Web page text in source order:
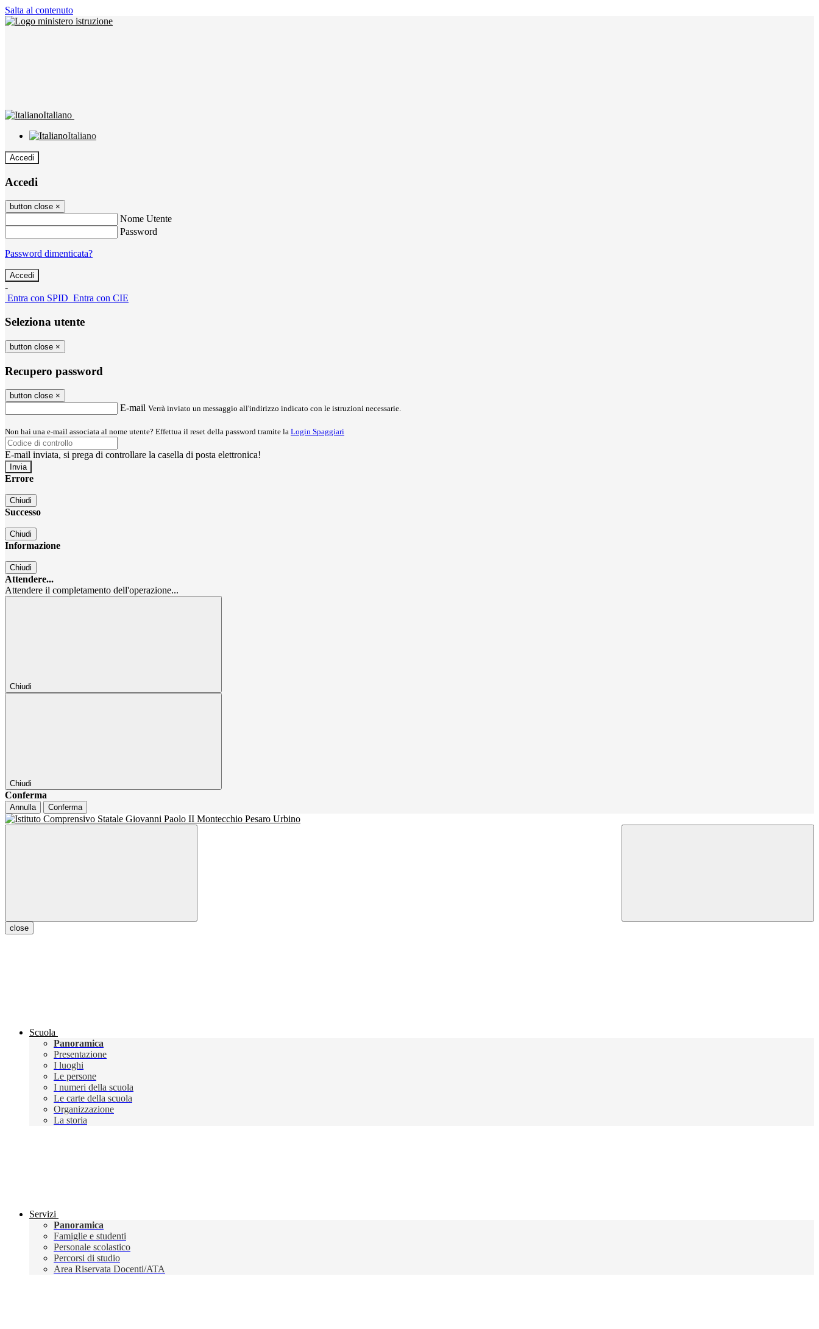
Salta al contenuto
Italiano
Italiano
Accedi
Accedi
button close ×
Nome Utente
Password
Password dimenticata?
-
Entra con SPID Entra con CIE
Seleziona utente
button close ×
Recupero password
button close ×
E-mail Verrà inviato un messaggio all'indirizzo indicato con le istruzioni necessarie.
Non hai una e-mail associata al nome utente? Effettua il reset della password tramite la Login Spaggiari
E-mail inviata, si prega di controllare la casella di posta elettronica!
Errore
Chiudi
Successo
Chiudi
Informazione
Chiudi
Attendere...
Attendere il completamento dell'operazione...
Chiudi
Chiudi
Conferma
Annulla Conferma
close
Scuola
Panoramica
Presentazione
I luoghi
Le persone
I numeri della scuola
Le carte della scuola
Organizzazione
La storia
Servizi
Panoramica
Famiglie e studenti
Personale scolastico
Percorsi di studio
Area Riservata Docenti/ATA